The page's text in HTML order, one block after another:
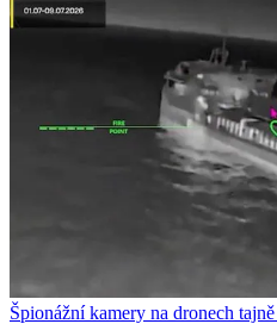
Špionážní kamery na dronech